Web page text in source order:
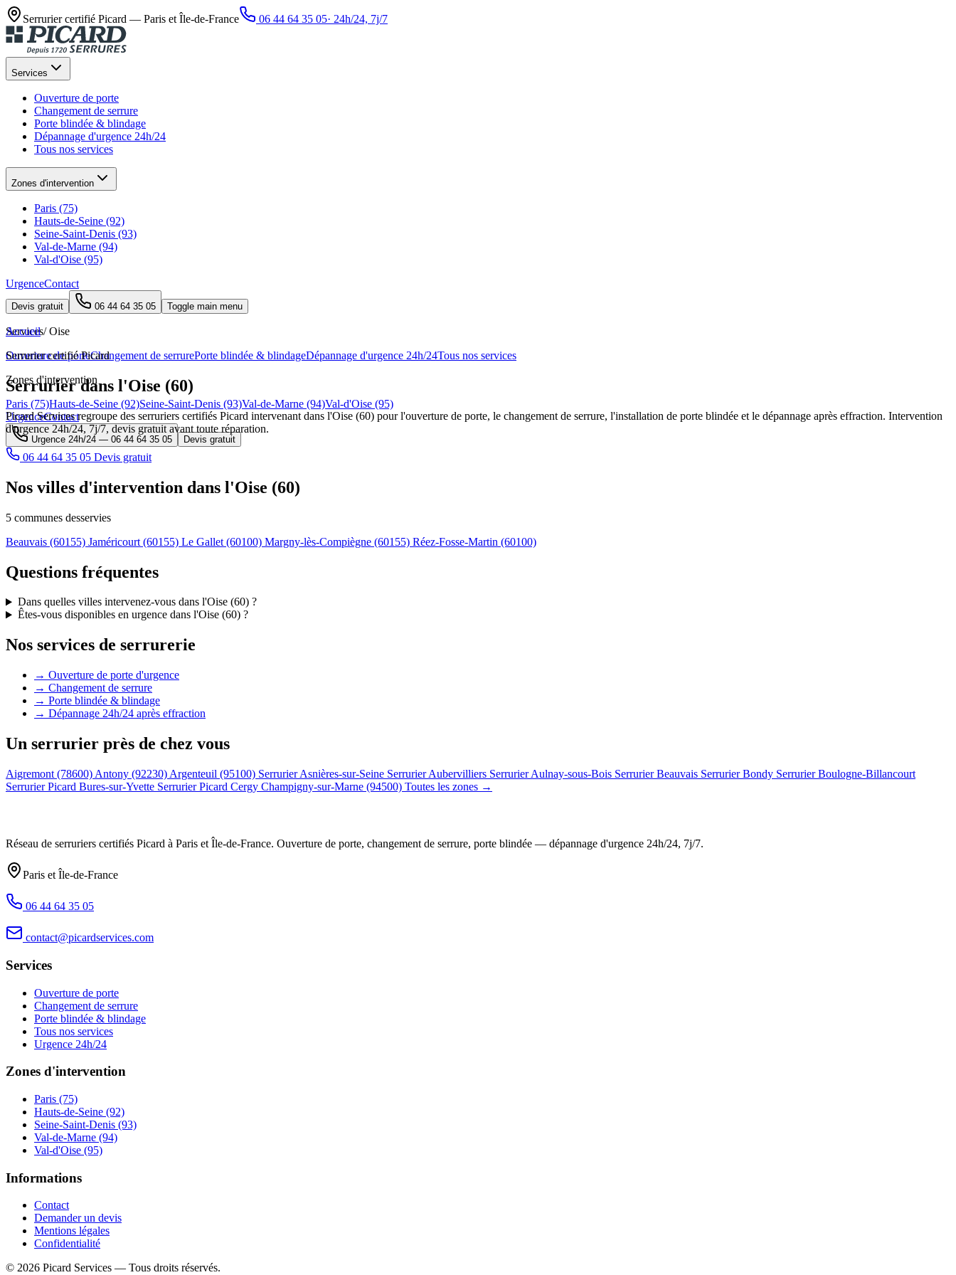
Serrurier certifié Picard — Paris et Île-de-France 06 44 64 35 05· 24h/24, 7j/7
Services
Ouverture de porte
Changement de serrure
Porte blindée & blindage
Dépannage d'urgence 24h/24
Tous nos services
Zones d'intervention
Paris (75)
Hauts-de-Seine (92)
Seine-Saint-Denis (93)
Val-de-Marne (94)
Val-d'Oise (95)
UrgenceContact
Devis gratuit 06 44 64 35 05 Toggle main menu
Services
Ouverture de porteChangement de serrurePorte blindée & blindageDépannage d'urgence 24h/24Tous nos services
Zones d'intervention
Paris (75)Hauts-de-Seine (92)Seine-Saint-Denis (93)Val-de-Marne (94)Val-d'Oise (95)
UrgenceContact
Urgence 24h/24 — 06 44 64 35 05 Devis gratuit
Accueil / Oise
Serrurier certifié Picard
Serrurier dans l'Oise (60)
Picard Services regroupe des serruriers certifiés Picard intervenant dans l'Oise (60) pour l'ouverture de porte, le changement de serrure, l'installation de porte blindée et le dépannage après effraction. Intervention
d'urgence 24h/24, 7j/7, devis gratuit avant toute réparation.
06 44 64 35 05 Devis gratuit
Nos villes d'intervention dans l'Oise (60)
5 communes desservies
Beauvais (60155) Jaméricourt (60155) Le Gallet (60100) Margny-lès-Compiègne (60155) Réez-Fosse-Martin (60100)
Questions fréquentes
Dans quelles villes intervenez-vous dans l'Oise (60) ?
Êtes-vous disponibles en urgence dans l'Oise (60) ?
Nos services de serrurerie
→ Ouverture de porte d'urgence
→ Changement de serrure
→ Porte blindée & blindage
→ Dépannage 24h/24 après effraction
Un serrurier près de chez vous
Aigremont (78600) Antony (92230) Argenteuil (95100) Serrurier Asnières-sur-Seine Serrurier Aubervilliers Serrurier Aulnay-sous-Bois Serrurier Beauvais Serrurier Bondy Serrurier Boulogne-Billancourt
Serrurier Picard Bures-sur-Yvette Serrurier Picard Cergy Champigny-sur-Marne (94500) Toutes les zones →
Réseau de serruriers certifiés Picard à Paris et Île-de-France. Ouverture de porte, changement de serrure, porte blindée — dépannage d'urgence 24h/24, 7j/7.
Paris et Île-de-France
06 44 64 35 05
contact@picardservices.com
Services
Ouverture de porte
Changement de serrure
Porte blindée & blindage
Tous nos services
Urgence 24h/24
Zones d'intervention
Paris (75)
Hauts-de-Seine (92)
Seine-Saint-Denis (93)
Val-de-Marne (94)
Val-d'Oise (95)
Informations
Contact
Demander un devis
Mentions légales
Confidentialité
© 2026 Picard Services — Tous droits réservés.